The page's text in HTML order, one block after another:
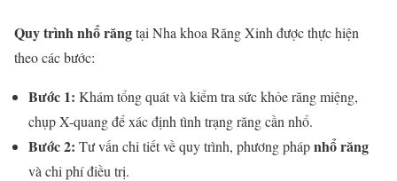
Quy trình nhổ răngtại Nha khoa Răng Xinh được thực hiện
theo các bước:
Bước 1: Khám tổng quát và kiểm tra sức khỏe răng miệng,
chụp X-quang để xác định tình trạng răng cần nhổ.
Bước 2: Tư vấn chi tiết về quy trình, phương phápnhổ răng
và chi phí điều trị.